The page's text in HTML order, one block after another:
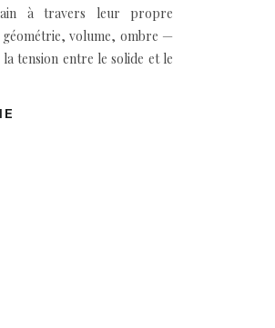
à travers leur propre
volume, ombre —
tension entre le solide et le